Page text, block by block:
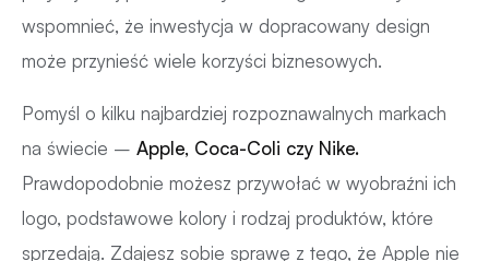
wspomnieć, że inwestycja w dopracowany design
może przynieść wiele korzyści biznesowych.
Pomyśl o kilku najbardziej rozpoznawalnych markach
na świecie – Apple, Coca-Coli czy Nike.
Prawdopodobnie możesz przywołać w wyobraźni ich
logo, podstawowe kolory i rodzaj produktów, które
sprzedają. Zdajesz sobie sprawę z tego, że Apple nie